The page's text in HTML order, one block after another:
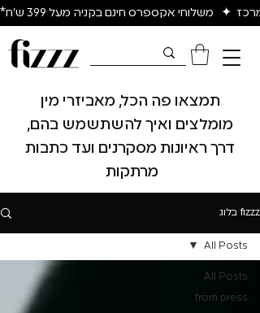
✦   משלוחי אקספרס חינם בקניה מעל 399 ש״ח*
תמצאו פה הכל, מאביזרי מין
מומלצים ואיך להשתשמש בהם,
דרך ראיונות מסקרנים ועד כתבות
מרתקות
fizzz בלוג
All Posts
from press
All Posts